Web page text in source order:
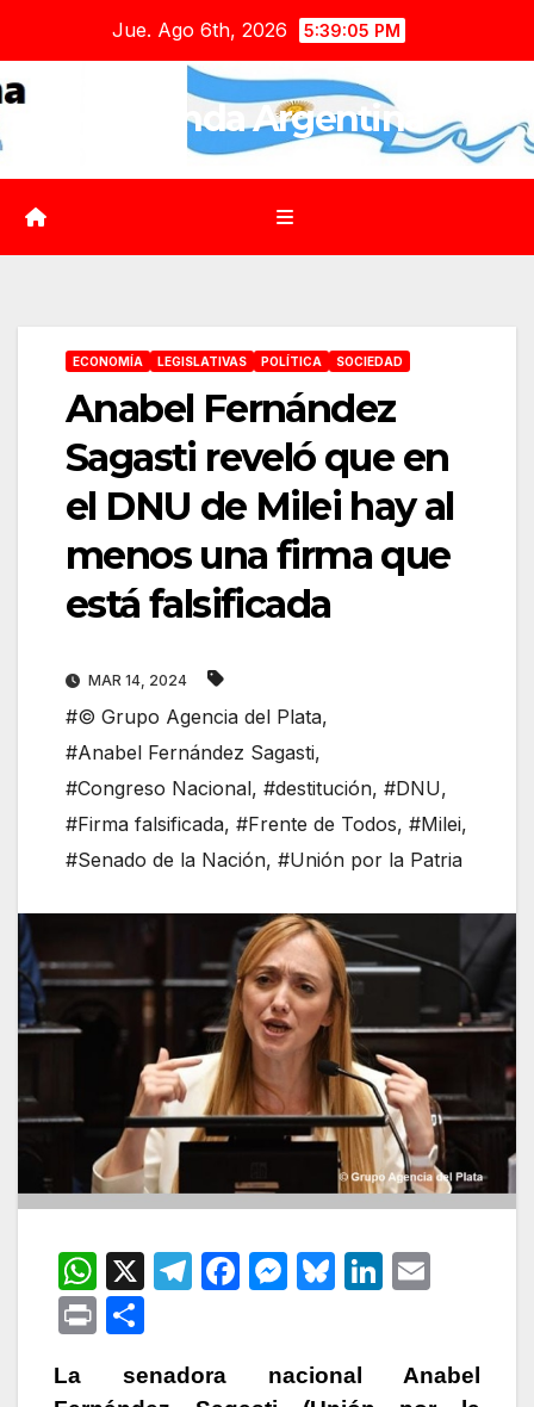
contenido
Jue. Ago 6th, 2026 5:39:07 PM
Agenda Argentina
ECONOMÍA LEGISLATIVAS POLÍTICA SOCIEDAD
Anabel Fernández
Sagasti reveló que en
el DNU de Milei hay al
menos una firma que
está falsificada
MAR 14, 2024
#© Grupo Agencia del Plata,
#Anabel Fernández Sagasti,
#Congreso Nacional, #destitución, #DNU,
#Firma falsificada, #Frente de Todos, #Milei,
#Senado de la Nación, #Unión por la Patria
W
h
at
X
T
gr
F
M
s
Bl
s
Li
e
P
nt m
La senadora nacional Anabel